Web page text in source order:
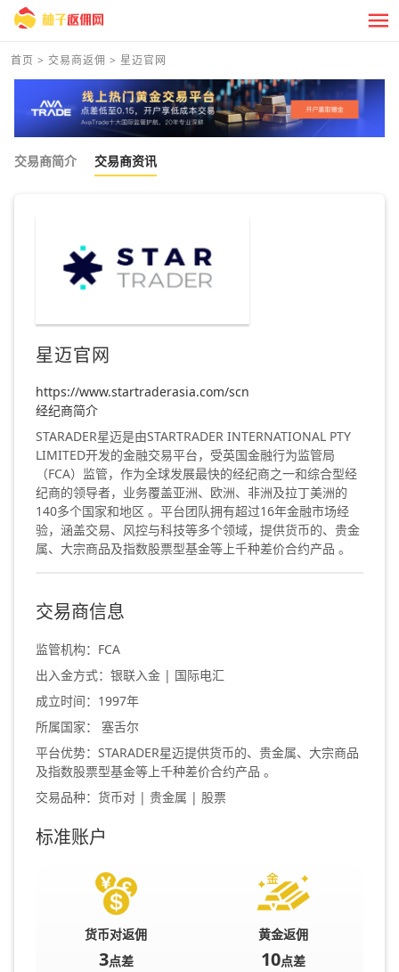
首页 > 交易商返佣 > 星迈官网
交易商简介 交易商资讯
星迈官网
https://www.startraderasia.com/scn
经纪商简介
STARADER星迈是由STARTRADER INTERNATIONAL PTY
LIMITED开发的金融交易平台，受英国金融行为监管局
（FCA）监管，作为全球发展最快的经纪商之一和综合型经
纪商的领导者，业务覆盖亚洲、欧洲、非洲及拉丁美洲的
140多个国家和地区 。平台团队拥有超过16年金融市场经
验，涵盖交易、风控与科技等多个领域，提供货币的、贵金
属、大宗商品及指数股票型基金等上千种差价合约产品 。
交易商信息
监管机构：FCA
出入金方式：银联入金 | 国际电汇
成立时间：1997年
所属国家： 塞舌尔
平台优势：STARADER星迈提供货币的、贵金属、大宗商品
及指数股票型基金等上千种差价合约产品 。
交易品种：货币对 | 贵金属 | 股票
标准账户
货币对返佣
3点差
黄金返佣
10点差